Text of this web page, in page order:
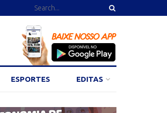
ESPORTES EDITAS